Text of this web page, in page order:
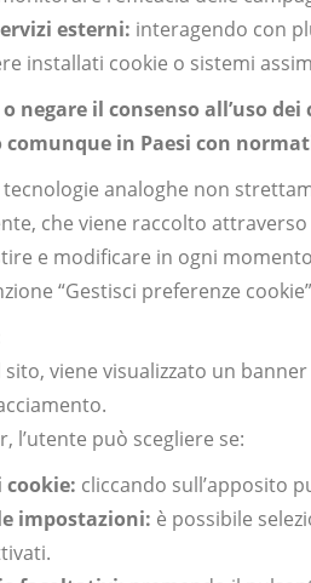
esterni: interagendo con
installati cookie o sistemi
negare il consenso all’uso dei
comunque in Paesi con
tecnologie analoghe non
che viene raccolto
e modificare in ogni
“Gestisci preferenze
viene visualizzato un
l’utente può scegliere se:
cliccando sull’apposito
impostazioni: è possibile